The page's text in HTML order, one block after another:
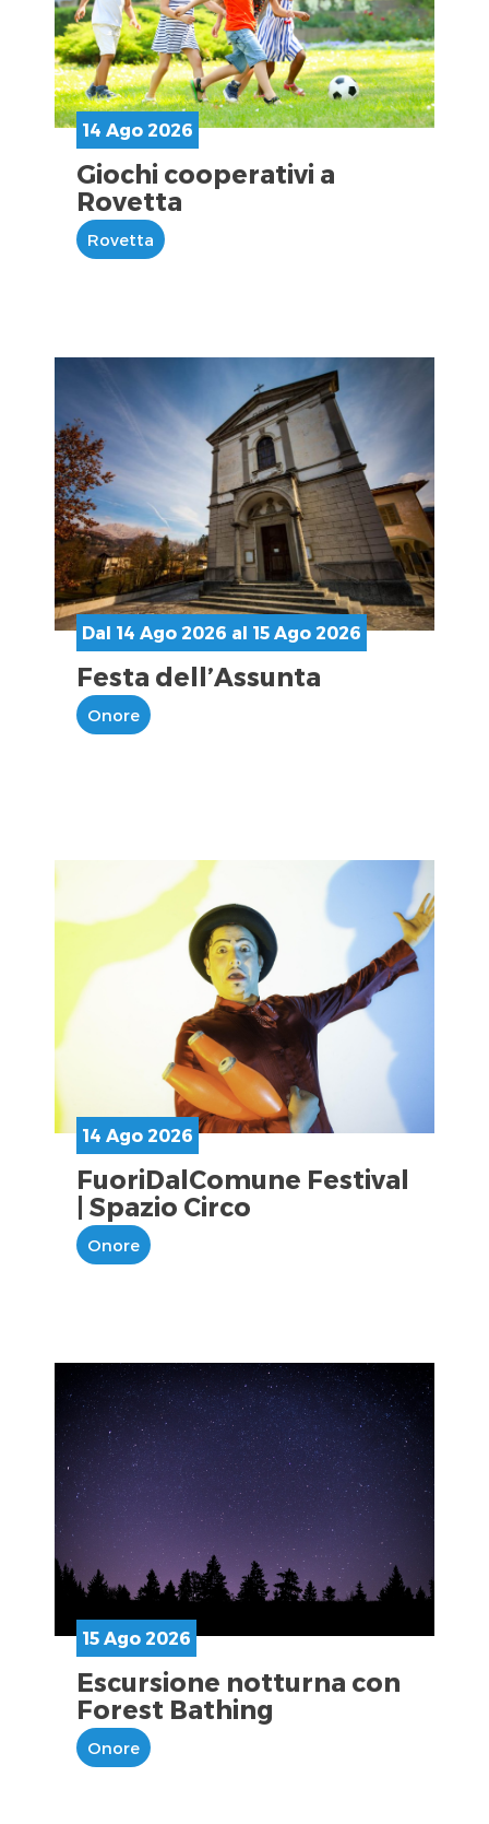
14 Ago 2026
Giochi cooperativi a
Rovetta
Rovetta
Dal 14 Ago 2026 al 15 Ago 2026
Festa dell’Assunta
Onore
14 Ago 2026
FuoriDalComune Festival
| Spazio Circo
Onore
15 Ago 2026
Escursione notturna con
Forest Bathing
Onore